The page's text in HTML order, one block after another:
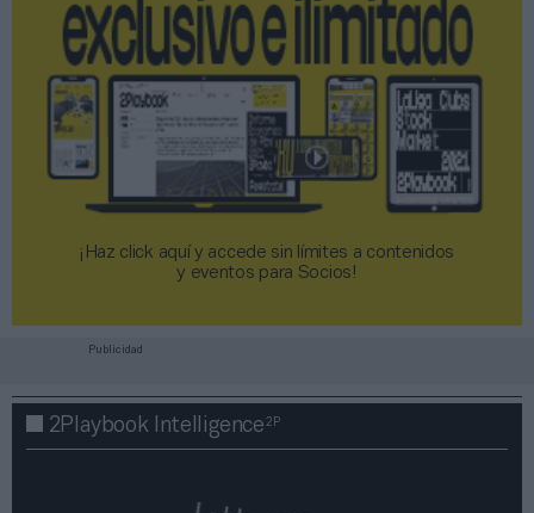
¡Haz click aquí y accede sin límites a contenidos
y eventos para Socios!​​​​​​​
Publicidad
2Playbook Intelligence2P